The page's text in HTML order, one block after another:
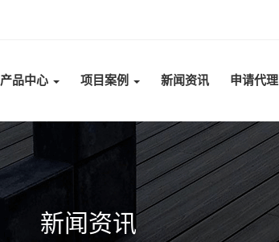
产品中心 项目案例 新闻资讯 申请代理
新闻资讯